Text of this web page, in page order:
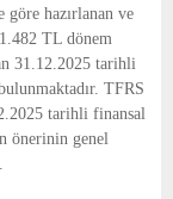
hazırlanan ve
TL dönem
31.12.2025 tarihli
TFRS
tarihli finansal
önerinin genel